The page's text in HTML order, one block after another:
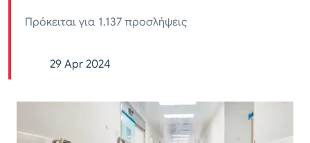
Πρόκειται για 1.137 προσλήψεις
29 Apr 2024